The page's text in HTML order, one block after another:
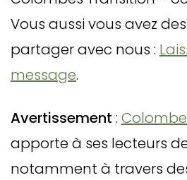
Vous aussi vous avez
partager avec nous :
message.
Avertissement :
apporte à ses lecteurs
notamment à travers